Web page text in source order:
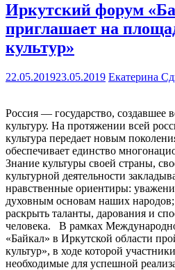
Иркутский форум
приглашает на
культур»
22.05.201923.05.2019 Екатерина
Россия — государство, создавшее
культуру. На протяжении всей
культура передает новым
обеспечивает единство
Знание культуры своей страны,
культурной деятельности
нравственные ориентиры:
духовным основам наших народов;
раскрыть таланты, дарования и
человека. В рамках
«Байкал» в Иркутской области
культур», в ходе которой
необходимые для успешной